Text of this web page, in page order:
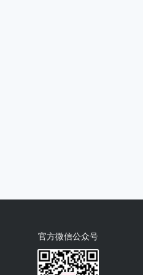
官方微信公众号